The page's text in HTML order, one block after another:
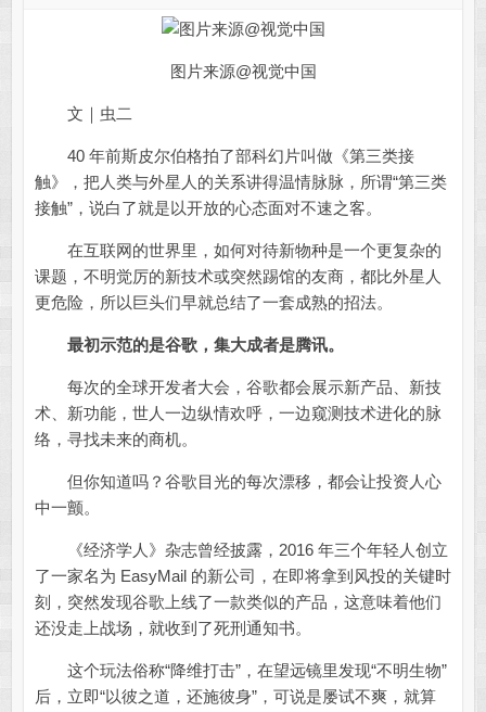
图片来源@视觉中国
​文｜虫二
40 年前斯皮尔伯格拍了部科幻片叫做《第三类接
触》，把人类与外星人的关系讲得温情脉脉，所谓“第三类
接触”，说白了就是以开放的心态面对不速之客。
在互联网的世界里，如何对待新物种是一个更复杂的
课题，不明觉厉的新技术或突然踢馆的友商，都比外星人
更危险，所以巨头们早就总结了一套成熟的招法。
最初示范的是谷歌，集大成者是腾讯。
每次的全球开发者大会，谷歌都会展示新产品、新技
术、新功能，世人一边纵情欢呼，一边窥测技术进化的脉
络，寻找未来的商机。
但你知道吗？谷歌目光的每次漂移，都会让投资人心
中一颤。
《经济学人》杂志曾经披露，2016 年三个年轻人创立
了一家名为 EasyMail 的新公司，在即将拿到风投的关键时
刻，突然发现谷歌上线了一款类似的产品，这意味着他们
还没走上战场，就收到了死刑通知书。
这个玩法俗称“降维打击”，在望远镜里发现“不明生物”
后，立即“以彼之道，还施彼身”，可说是屡试不爽，就算